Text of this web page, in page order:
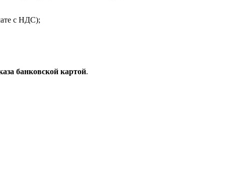
с НДС);
банковской картой.